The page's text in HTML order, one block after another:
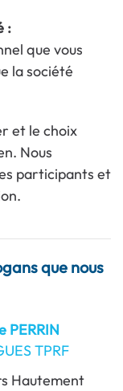
:
que vous
la société
et le choix
Nous
participants et
que nous
PERRIN
TPRF
Hautement